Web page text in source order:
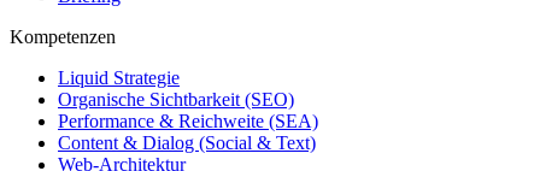
Kompetenzen
Liquid Strategie
Organische Sichtbarkeit (SEO)
Performance & Reichweite (SEA)
Content & Dialog (Social & Text)
Web-Architektur